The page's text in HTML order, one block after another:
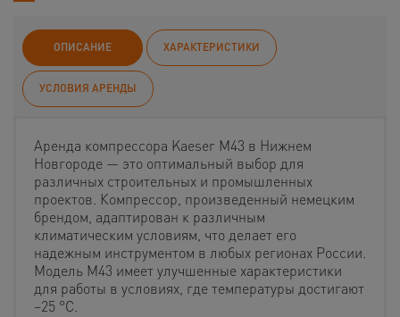
ОПИСАНИЕ ХАРАКТЕРИСТИКИ
УСЛОВИЯ АРЕНДЫ
Аренда компрессора Kaeser M43 в Нижнем
Новгороде — это оптимальный выбор для
различных строительных и промышленных
проектов. Компрессор, произведенный немецким
брендом, адаптирован к различным
климатическим условиям, что делает его
надежным инструментом в любых регионах России.
Модель M43 имеет улучшенные характеристики
для работы в условиях, где температуры достигают
−25 °C.